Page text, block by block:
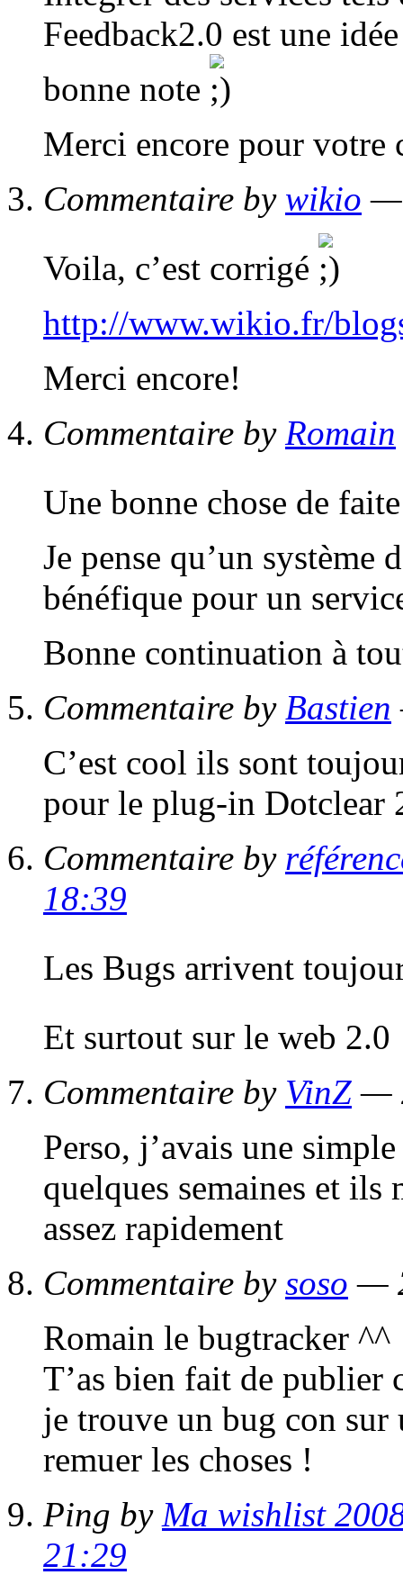
Feedback2.0 est une
bonne note
Merci encore pour votre
Commentaire by wikio —
Voila, c’est corrigé
http://www.wikio.fr/
Merci encore!
Commentaire by Romain
Une bonne chose de
Je pense qu’un système
bénéfique pour un
Bonne continuation à
Commentaire by Bastien
C’est cool ils sont
pour le plug-in Dotclear
Commentaire by
18:39
Les Bugs arrivent
Et surtout sur le web
Commentaire by VinZ —
Perso, j’avais une
quelques semaines et ils
assez rapidement
Commentaire by soso —
Romain le bugtracker ^^
T’as bien fait de
je trouve un bug con sur
remuer les choses !
Ping by Ma wishlist
21:29